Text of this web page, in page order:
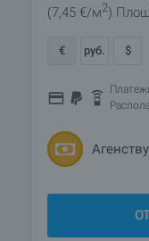
(7,45 €/м2)
€ руб. $